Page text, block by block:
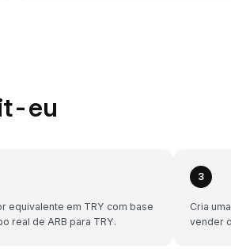
eu
equivalente em TRY com base
real de ARB para TRY.
3
Cria
vender